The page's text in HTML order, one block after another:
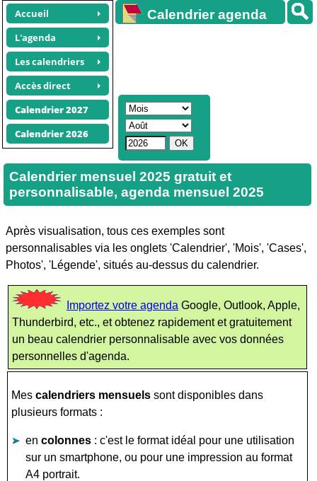
Accueil
L'agenda
Les calendriers
Accès direct
Calendrier 2027
Calendrier 2026
Calendrier agenda
Calendrier mensuel 2025 gratuit et
personnalisable, agenda mensuel 2025
Après visualisation, tous ces exemples sont
personnalisables via les onglets 'Calendrier', 'Mois', 'Cases',
Photos', 'Légende', situés au-dessus du calendrier.
Importez votre agenda Google, Outlook, Apple,
Thunderbird, etc., et obtenez rapidement et gratuitement
un beau calendrier personnalisable avec vos données
personnelles d'agenda.
Mes calendriers mensuels sont disponibles dans
plusieurs formats :
en colonnes : c'est le format idéal pour une utilisation
sur un smartphone, ou pour une impression au format
A4 portrait.